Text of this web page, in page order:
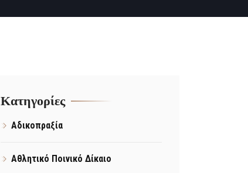
Kατηγορίες
Αδικοπραξία
Αθλητικό Ποινικό Δίκαιο